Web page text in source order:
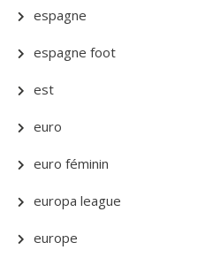
espagne
espagne foot
est
euro
euro féminin
europa league
europe